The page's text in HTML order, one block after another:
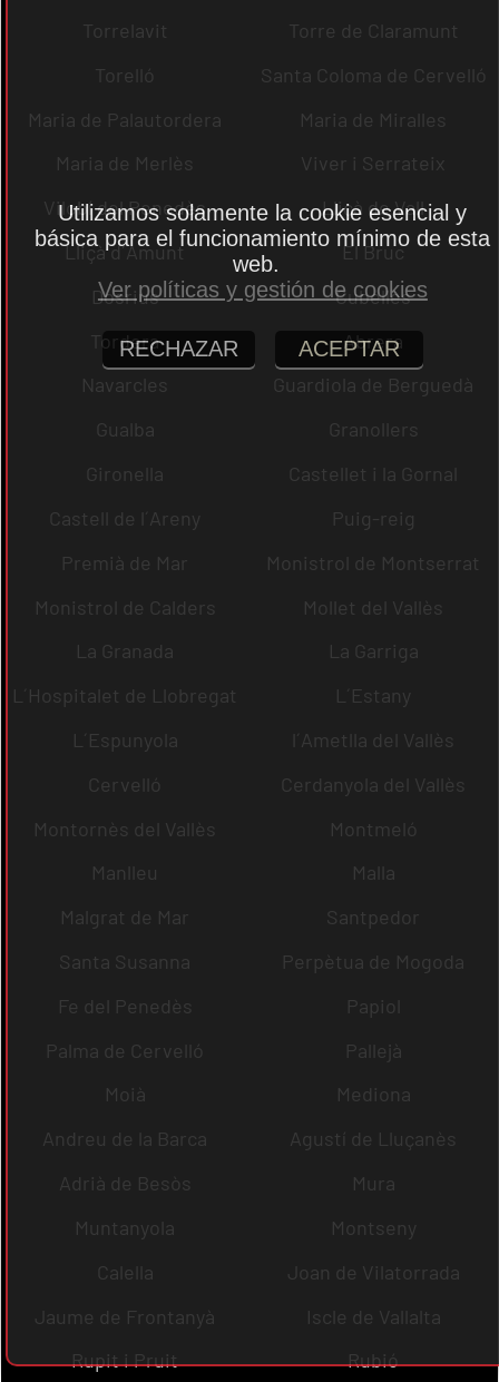
Torrelavit
Torre de Claramunt
Torelló
Santa Coloma de Cervelló
Maria de Palautordera
Maria de Miralles
Maria de Merlès
Viver i Serrateix
Vilobí del Penedès
Lliçà de Vall
Lliçà d´Amunt
El Bruc
Dosrius
Cubelles
Tordera
Abrera
Navarcles
Guardiola de Berguedà
Gualba
Granollers
Gironella
Castellet i la Gornal
Castell de l´Areny
Puig-reig
Premià de Mar
Monistrol de Montserrat
Monistrol de Calders
Mollet del Vallès
La Granada
La Garriga
L´Hospitalet de Llobregat
L´Estany
L´Espunyola
l´Ametlla del Vallès
Cervelló
Cerdanyola del Vallès
Montornès del Vallès
Montmeló
Manlleu
Malla
Malgrat de Mar
Santpedor
Santa Susanna
Perpètua de Mogoda
Fe del Penedès
Papiol
Palma de Cervelló
Pallejà
Moià
Mediona
Andreu de la Barca
Agustí de Lluçanès
Adrià de Besòs
Mura
Muntanyola
Montseny
Calella
Joan de Vilatorrada
Jaume de Frontanyà
Iscle de Vallalta
Rupit i Pruit
Rubió
Utilizamos solamente la cookie esencial y
básica para el funcionamiento mínimo de esta
web.
Ver políticas y gestión de cookies
RECHAZAR ACEPTAR